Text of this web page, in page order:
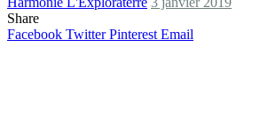
Share
Facebook Twitter Pinterest Email